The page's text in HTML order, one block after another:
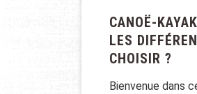
CANOË-
LES
CHOISIR ?
Bienvenue dans